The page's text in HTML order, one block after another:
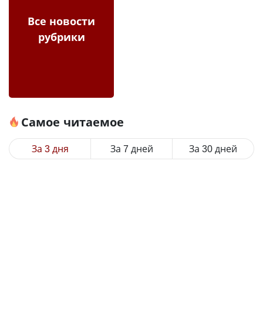
Все новости
рубрики
Самое читаемое
За 3 дня За 7 дней За 30 дней